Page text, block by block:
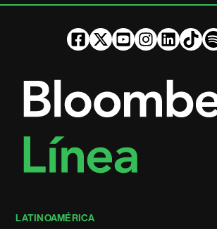
LATINOAMÉRICA